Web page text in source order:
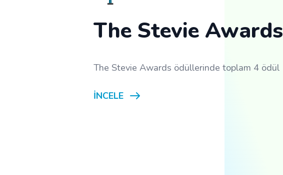
The Stevie Awards
The Stevie Awards ödüllerinde toplam 4 ödül
İNCELE